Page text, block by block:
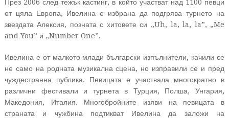
През 2006 след тежък кастинг, в който участват над 1100 певци
от цяла Европа, Ивелина е избрана да подгрява турнето на
звездата Алексия, позната с хитовете си „Uh, la, la, la”, „Me
and You” и „Number One”.
Ивелина е от малкото млади български изпълнители, качили се
не само на родната музикална сцена, но изправили се и пред
чуждестранна публика. Певицата е участвала многократно в
различни фестивали и турнета в Турция, Полша, Унгария,
Македония, Италия. Многобройните изяви на певицата в
страната и чужбина подтикват Ивелина да заложи на